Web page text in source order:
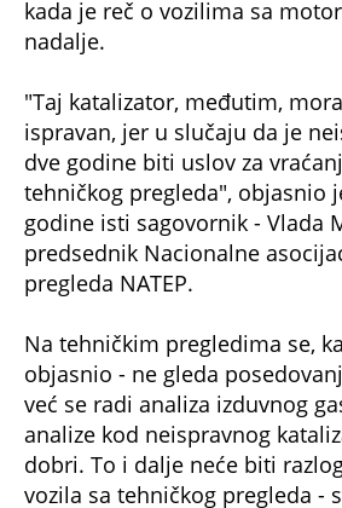
kada je reč o vozilima sa
nadalje.
"Taj katalizator, međutim,
ispravan, jer u slučaju da je
dve godine biti uslov za
tehničkog pregleda", objasnio
godine isti sagovornik - Vlada
predsednik Nacionalne
pregleda NATEP.
Na tehničkim pregledima se,
objasnio - ne gleda
već se radi analiza izduvnog
analize kod neispravnog
dobri. To i dalje neće biti
vozila sa tehničkog pregleda -